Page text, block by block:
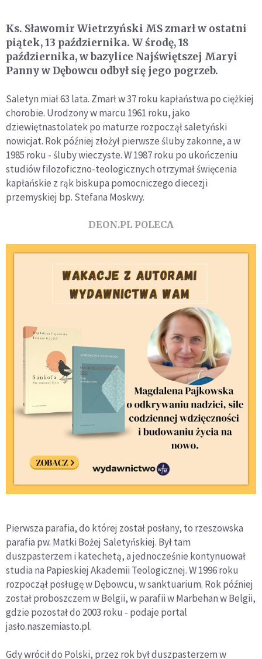
Ks. Sławomir Wietrzyński MS zmarł w ostatni
piątek, 13 października. W środę, 18
października, w bazylice Najświętszej Maryi
Panny w Dębowcu odbył się jego pogrzeb.
Saletyn miał 63 lata. Zmarł w 37 roku kapłaństwa po ciężkiej
chorobie. Urodzony w marcu 1961 roku, jako
dziewiętnastolatek po maturze rozpoczął saletyński
nowicjat. Rok później złożył pierwsze śluby zakonne, a w
1985 roku - śluby wieczyste. W 1987 roku po ukończeniu
studiów filozoficzno-teologicznych otrzymał święcenia
kapłańskie z rąk biskupa pomocniczego diecezji
przemyskiej bp. Stefana Moskwy.
DEON.PL POLECA
Pierwsza parafia, do której został posłany, to rzeszowska
parafia pw. Matki Bożej Saletyńskiej. Był tam
duszpasterzem i katechetą, a jednocześnie kontynuował
studia na Papieskiej Akademii Teologicznej. W 1996 roku
rozpoczął posługę w Dębowcu, w sanktuarium. Rok później
został proboszczem w Belgii, w parafii w Marbehan w Belgii,
gdzie pozostał do 2003 roku - podaje portal
jasło.naszemiasto.pl.
Gdy wrócił do Polski, przez rok był duszpasterzem w